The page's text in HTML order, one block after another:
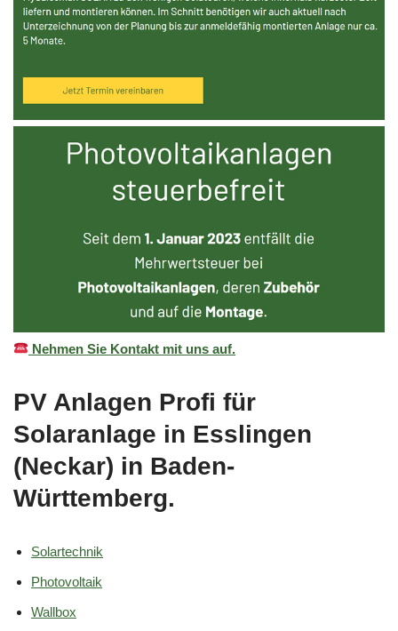
Nehmen Sie Kontakt mit uns auf.
PV Anlagen Profi für
Solaranlage in Esslingen
(Neckar) in Baden-
Württemberg.
Solartechnik
Photovoltaik
Wallbox